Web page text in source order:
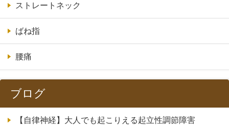
ストレートネック
ばね指
腰痛
ブログ
【自律神経】大人でも起こりえる起立性調節障害